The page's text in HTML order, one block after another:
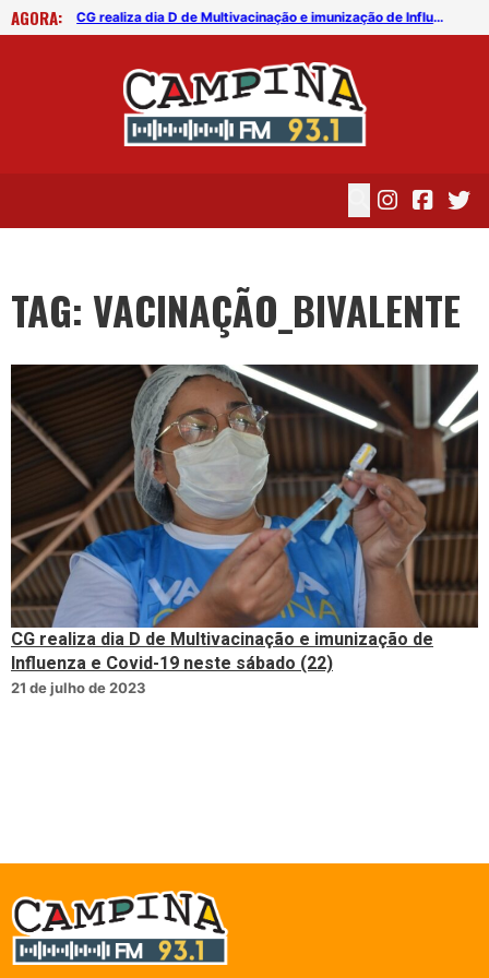
AGORA:
CG realiza dia D de Multivacinação e imunização de Influenza e Covid-19 neste sábado (22) CG realiza dia D de Multivacinação e imunização de Influenza e Covid-19 neste sábado (22)
TAG: VACINAÇÃO_BIVALENTE
CG realiza dia D de Multivacinação e imunização de
Influenza e Covid-19 neste sábado (22)
21 de julho de 2023